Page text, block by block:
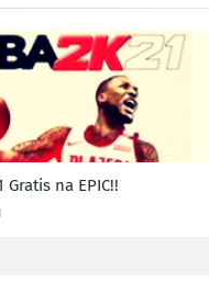
Gratis na EPIC!!